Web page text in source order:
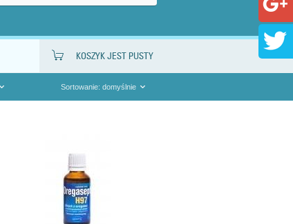
KOSZYK JEST PUSTY
Sortowanie: domyślnie